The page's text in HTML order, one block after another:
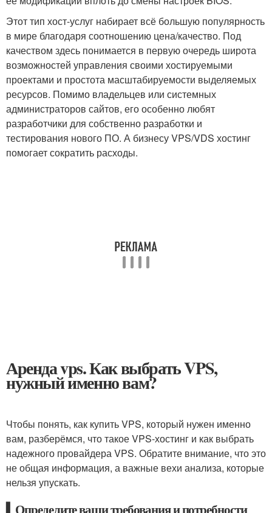
Этот тип хост-услуг набирает всё большую популярность
в мире благодаря соотношению цена/качество. Под
качеством здесь понимается в первую очередь широта
возможностей управления своими хостируемыми
проектами и простота масштабируемости выделяемых
ресурсов. Помимо владельцев или системных
администраторов сайтов, его особенно любят
разработчики для собственно разработки и
тестирования нового ПО. А бизнесу VPS/VDS хостинг
помогает сократить расходы.
Аренда vps. Как выбрать VPS,
нужный именно вам?
Чтобы понять, как купить VPS, который нужен именно
вам, разберёмся, что такое VPS-хостинг и как выбрать
надежного провайдера VPS. Обратите внимание, что это
не общая информация, а важные вехи анализа, которые
нельзя упускать.
▍Определите ваши требования и потребности